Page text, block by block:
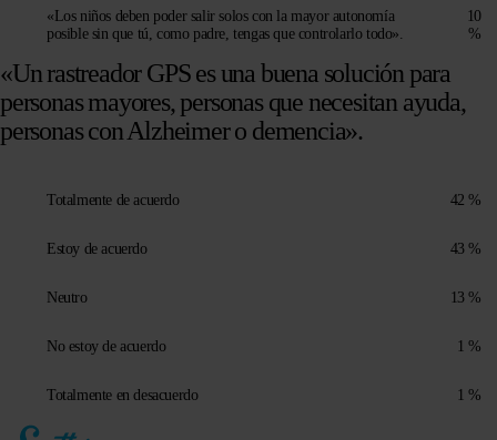
«Los niños deben poder salir solos con la mayor autonomía
posible sin que tú, como padre, tengas que controlarlo todo».
10
%
«Un rastreador GPS es una buena solución para
personas mayores, personas que necesitan ayuda,
personas con Alzheimer o demencia».
Totalmente de acuerdo 42 %
Estoy de acuerdo 43 %
Neutro 13 %
No estoy de acuerdo 1 %
Totalmente en desacuerdo 1 %